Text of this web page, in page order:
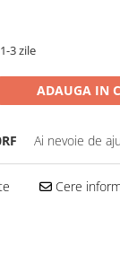
1-3 zile
ADAUGA IN
Ai nevoie de
Cere